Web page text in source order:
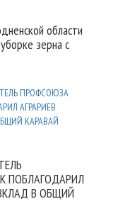
области
зерна с
ПОБЛАГОДАРИЛ
В ОБЩИЙ